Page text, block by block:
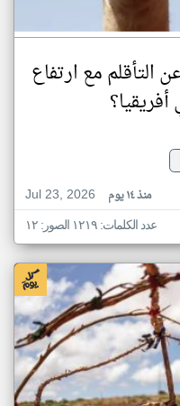
مع ارتفاع
Jul 23, 2026
منذ ١٤ يوم
عدد الكلمات: ١٢١٩ الصور: ١٢